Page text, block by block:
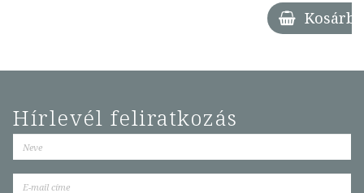
Kosárba
Hírlevél feliratkozás